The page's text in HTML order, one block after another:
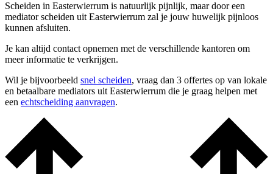
Scheiden in Easterwierrum is natuurlijk pijnlijk, maar door een
mediator scheiden uit Easterwierrum zal je jouw huwelijk pijnloos
kunnen afsluiten.
Je kan altijd contact opnemen met de verschillende kantoren om
meer informatie te verkrijgen.
Wil je bijvoorbeeld snel scheiden, vraag dan 3 offertes op van lokale
en betaalbare mediators uit Easterwierrum die je graag helpen met
een echtscheiding aanvragen.